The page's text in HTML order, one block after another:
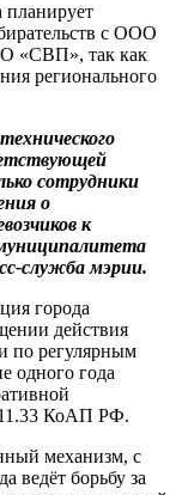
планирует
с ООО
«СВП», так как
регионального
сотрудники
о
к
служба мэрии.
города
действия
по регулярным
одного года
11.33 КоАП РФ.
механизм, с
ведёт борьбу за